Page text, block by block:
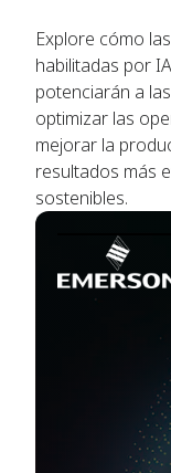
Explore cómo
habilitadas por
potenciarán a
optimizar las
mejorar la
resultados más
sostenibles.